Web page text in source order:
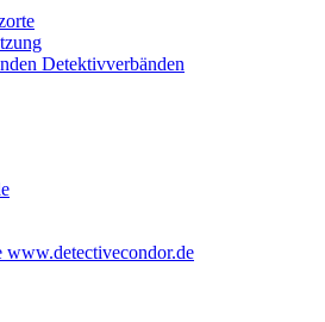
Detektivverbänden
www.detectivecondor.de